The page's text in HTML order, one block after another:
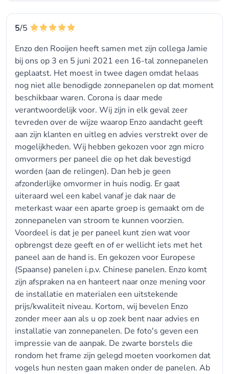
5/5
Enzo den Rooijen heeft samen met zijn collega Jamie
bij ons op 3 en 5 juni 2021 een 16-tal zonnepanelen
geplaatst. Het moest in twee dagen omdat helaas
nog niet alle benodigde zonnepanelen op dat moment
beschikbaar waren. Corona is daar mede
verantwoordelijk voor. Wij zijn in elk geval zeer
tevreden over de wijze waarop Enzo aandacht geeft
aan zijn klanten en uitleg en advies verstrekt over de
mogelijkheden. Wij hebben gekozen voor zgn micro
omvormers per paneel die op het dak bevestigd
worden (aan de relingen). Dan heb je geen
afzonderlijke omvormer in huis nodig. Er gaat
uiteraard wel een kabel vanaf je dak naar de
meterkast waar een aparte groep is gemaakt om de
zonnepanelen van stroom te kunnen voorzien.
Voordeel is dat je per paneel kunt zien wat voor
opbrengst deze geeft en of er wellicht iets met het
paneel aan de hand is. En gekozen voor Europese
(Spaanse) panelen i.p.v. Chinese panelen. Enzo komt
zijn afspraken na en hanteert naar onze mening voor
de installatie en materialen een uitstekende
prijs/kwaliteit niveau. Kortom, wij bevelen Enzo
zonder meer aan als u op zoek bent naar advies en
installatie van zonnepanelen. De foto's geven een
impressie van de aanpak. De zwarte borstels die
rondom het frame zijn gelegd moeten voorkomen dat
vogels hun nesten gaan maken onder de panelen. Ab